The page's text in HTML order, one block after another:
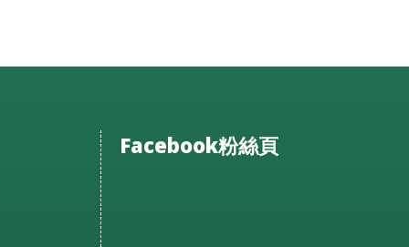
Facebook粉絲頁